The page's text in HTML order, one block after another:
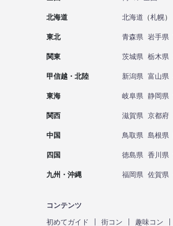
北海道 北海道 （札幌）
東北 青森県 岩手県
関東 茨城県 栃木県
甲信越・北陸 新潟県 富山県
東海 岐阜県 静岡県
関西 滋賀県 京都府
中国 鳥取県 島根県
四国 徳島県 香川県
九州・沖縄 福岡県 佐賀県
コンテンツ
初めてガイド
街コン 趣味コン